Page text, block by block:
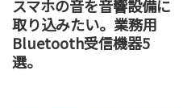
スマホの音を音響設備に
取り込みたい。業務用
Bluetooth受信機器5
選。